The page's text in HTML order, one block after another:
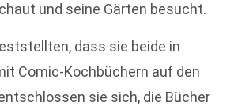
und seine Gärten besucht.
dass sie beide in
Comic-Kochbüchern auf den
sie sich, die Bücher